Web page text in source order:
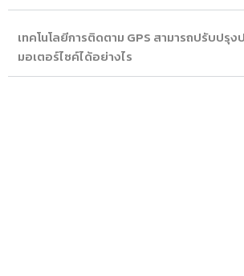
เทคโนโลยีการติดตาม GPS สามารถปรับปรุ
มอเตอร์ไซค์ได้อย่างไร